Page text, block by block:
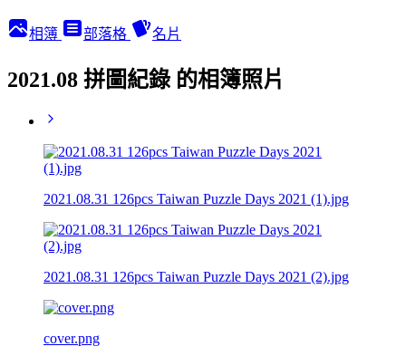
相簿 部落格 名片
2021.08 拼圖紀錄 的相簿照片
2021.08.31 126pcs Taiwan Puzzle Days 2021 (1).jpg
2021.08.31 126pcs Taiwan Puzzle Days 2021 (2).jpg
cover.png